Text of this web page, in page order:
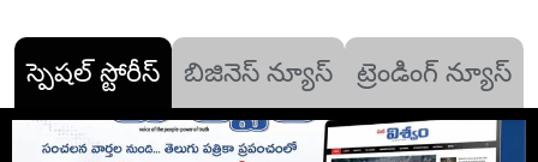
స్పెషల్ స్టోరీస్ బిజినెస్ న్యూస్ ట్రెండింగ్ న్యూస్